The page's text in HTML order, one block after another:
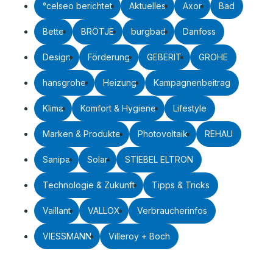
°celseo berichtet Aktuelles Axor Bad
Bette BRÖTJE burgbad Danfoss
Design Förderung GEBERIT GROHE
hansgrohe Heizung Kampagnenbeitrag
Klima Komfort & Hygiene Lifestyle
Marken & Produkte Photovoltaik REHAU
Sanipa Solar STIEBEL ELTRON
Technologie & Zukunft Tipps & Tricks
Vaillant VALLOX Verbraucherinfos
VIESSMANN Villeroy + Boch